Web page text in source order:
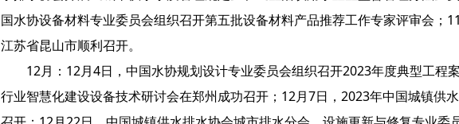
国水协设备材料专业委员会组织召开第五批设备材料产品推荐工作专家评审会；
江苏省昆山市顺利召开。
12月：12月4日，中国水协规划设计专业委员会组织召开2023年度典型工程
行业智慧化建设设备技术研讨会在郑州成功召开；12月7日，2023年中国城镇供